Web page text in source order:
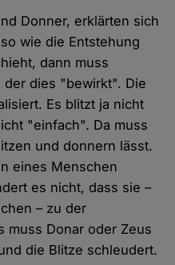
Donner, erklärten sich
wie die Entstehung
dann muss
dies "bewirkt". Die
Es blitzt ja nicht
"einfach". Da muss
und donnern lässt.
eines Menschen
es nicht, dass sie –
– zu der
muss Donar oder Zeus
die Blitze schleudert.